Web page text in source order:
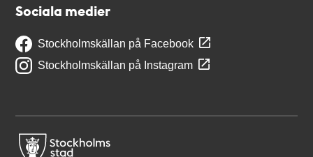
Sociala medier
Stockholmskällan på Facebook
Stockholmskällan på Instagram